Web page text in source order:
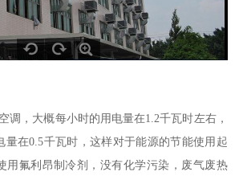
调，大概每小时的用电量在1.2千瓦时左右，
量在0.5千瓦时，这样对于能源的节能使用起
用氟利昂制冷剂，没有化学污染，废气废热